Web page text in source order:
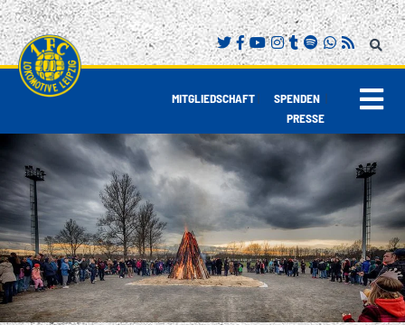
MITGLIEDSCHAFT| SPENDEN |
PRESSE